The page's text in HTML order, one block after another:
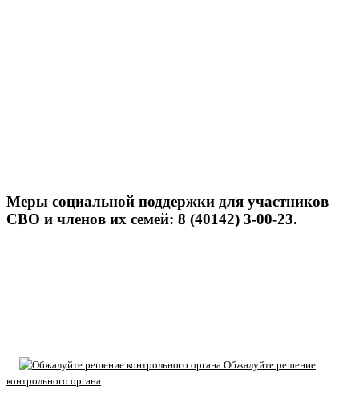
Меры социальной поддержки для участников
СВО и членов их семей: 8 (40142) 3-00-23.
Обжалуйте решение
контрольного органа